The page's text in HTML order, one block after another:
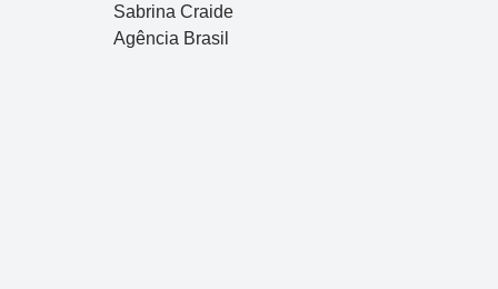
Sabrina Craide
Agência Brasil